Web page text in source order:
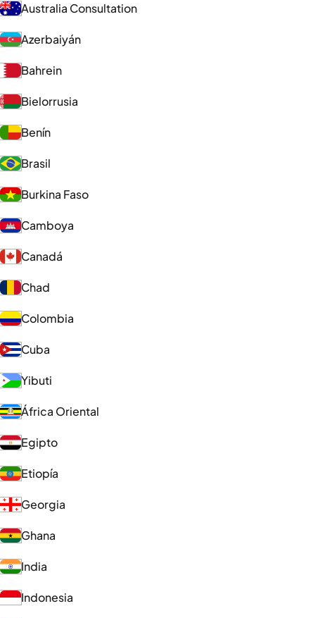
Australia Consultation
Azerbaiyán
Bahrein
Bielorrusia
Benín
Brasil
Burkina Faso
Camboya
Canadá
Chad
Colombia
Cuba
Yibuti
África Oriental
Egipto
Etiopía
Georgia
Ghana
India
Indonesia